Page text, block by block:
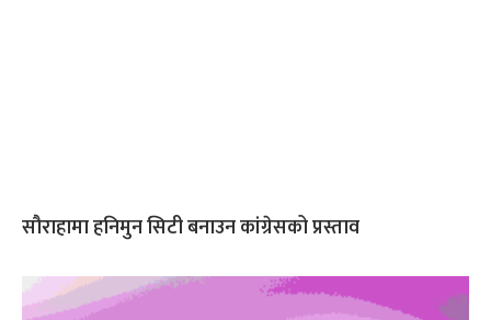
सौराहामा हनिमुन सिटी बनाउन कांग्रेसको प्रस्ताव